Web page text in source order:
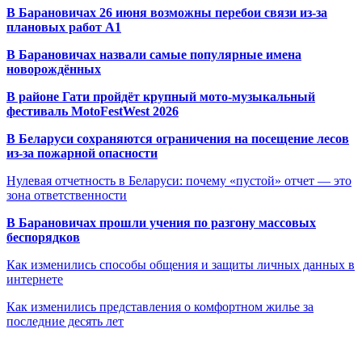
В Барановичах 26 июня возможны перебои связи из-за
плановых работ A1
В Барановичах назвали самые популярные имена
новорождённых
В районе Гати пройдёт крупный мото-музыкальный
фестиваль MotoFestWest 2026
В Беларуси сохраняются ограничения на посещение лесов
из-за пожарной опасности
Нулевая отчетность в Беларуси: почему «пустой» отчет — это
зона ответственности
В Барановичах прошли учения по разгону массовых
беспорядков
Как изменились способы общения и защиты личных данных в
интернете
Как изменились представления о комфортном жилье за
последние десять лет